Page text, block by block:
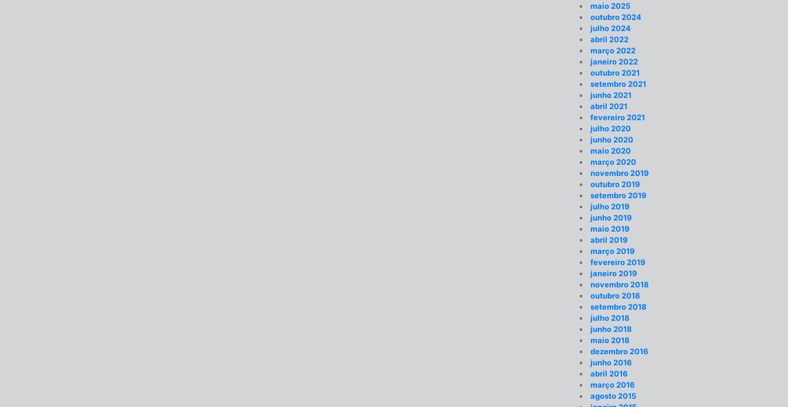
maio 2025
outubro 2024
julho 2024
abril 2022
março 2022
janeiro 2022
outubro 2021
setembro 2021
junho 2021
abril 2021
fevereiro 2021
julho 2020
junho 2020
maio 2020
março 2020
novembro 2019
outubro 2019
setembro 2019
julho 2019
junho 2019
maio 2019
abril 2019
março 2019
fevereiro 2019
janeiro 2019
novembro 2018
outubro 2018
setembro 2018
julho 2018
junho 2018
maio 2018
dezembro 2016
junho 2016
abril 2016
março 2016
agosto 2015